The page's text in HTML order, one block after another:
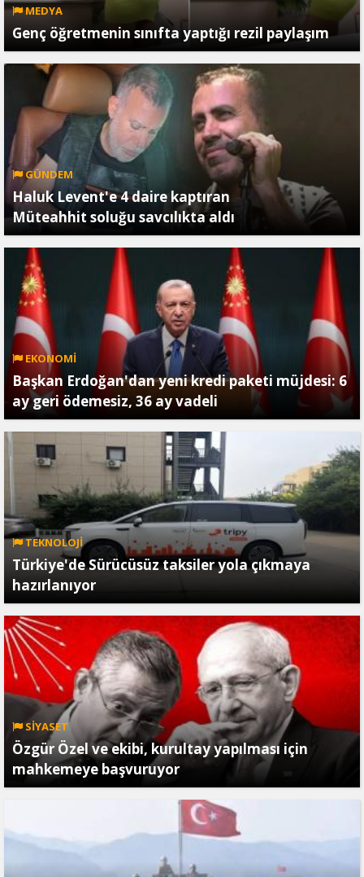
MEDYA
Genç öğretmenin sınıfta yaptığı rezil paylaşım
GÜNDEM
Haluk Levent'e 4 daire kaptıran
Müteahhit soluğu savcılıkta aldı
EKONOMİ
Başkan Erdoğan'dan yeni kredi paketi müjdesi: 6
ay geri ödemesiz, 36 ay vadeli
TEKNOLOJİ
Türkiye'de Sürücüsüz taksiler yola çıkmaya
hazırlanıyor
SİYASET
Özgür Özel ve ekibi, kurultay yapılması için
mahkemeye başvuruyor